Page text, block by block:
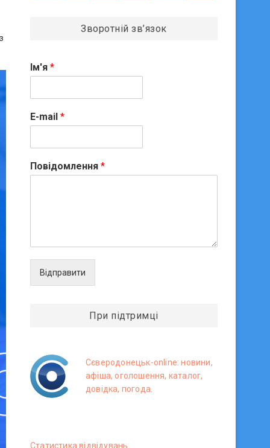
Зворотній зв’язок
Ім'я *
E-mail *
Повідомлення *
Відправити
При підтримці
Сєверодонецьк-online: новини,
афіша, оголошення, каталог,
довідка, погода.
Статистика вiдвiдувань